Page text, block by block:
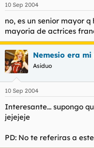
10 Sep 2004
no, es un senior mayor
mayoria de actrices
Nemesio era
Asiduo
10 Sep 2004
Interesante... supongo
jejejeje
PD: No te referiras a